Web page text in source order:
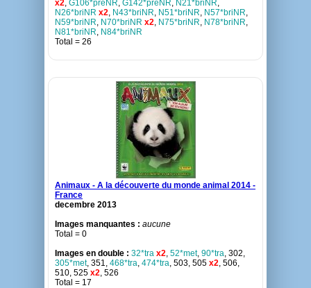
x2, G106*préNR, G142*préNR, N21*briNR,
N26*briNR x2, N43*briNR, N51*briNR, N57*briNR,
N59*briNR, N70*briNR x2, N75*briNR, N78*briNR,
N81*briNR, N84*briNR
Total = 26
Animaux - A la découverte du monde animal 2014 -
France
decembre 2013
Images manquantes : aucune
Total = 0
Images en double : 32*tra x2, 52*met, 90*tra, 302,
305*met, 351, 468*tra, 474*tra, 503, 505 x2, 506,
510, 525 x2, 526
Total = 17